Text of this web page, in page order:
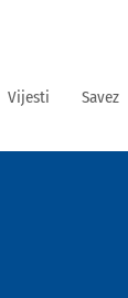
Vijesti Savez